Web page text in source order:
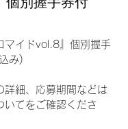
マイドvol.8』個別握手
み)
詳細、応募期間などは
いてをご確認くださ